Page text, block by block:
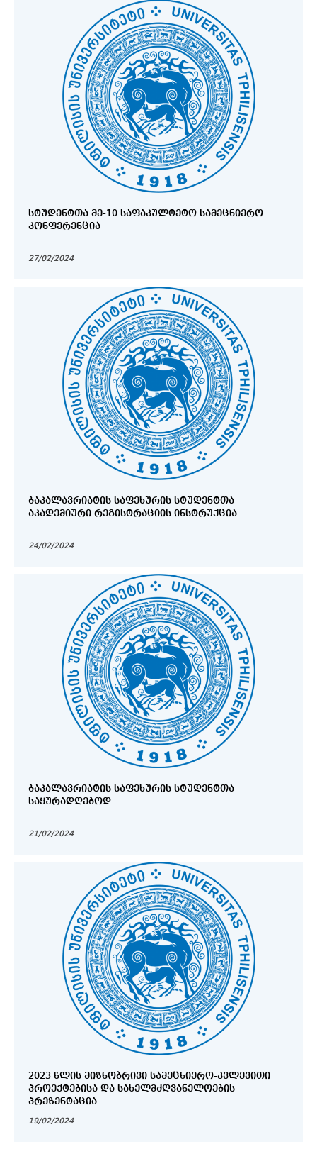
ᲡᲢᲣᲓᲔᲜᲢᲗᲐ ᲛᲔ-10 ᲡᲐᲤᲐᲙᲣᲚᲢᲔᲢᲝ ᲡᲐᲛᲔᲪᲜᲘᲔᲠᲝ
ᲙᲝᲜᲤᲔᲠᲔᲜᲪᲘᲐ
27/02/2024
ᲑᲐᲙᲐᲚᲐᲕᲠᲘᲐᲢᲘᲡ ᲡᲐᲤᲔᲮᲣᲠᲘᲡ ᲡᲢᲣᲓᲔᲜᲢᲗᲐ
ᲐᲙᲐᲓᲔᲛᲘᲣᲠᲘ ᲠᲔᲒᲘᲡᲢᲠᲐᲪᲘᲘᲡ ᲘᲜᲡᲢᲠᲣᲥᲪᲘᲐ
24/02/2024
ᲑᲐᲙᲐᲚᲐᲕᲠᲘᲐᲢᲘᲡ ᲡᲐᲤᲔᲮᲣᲠᲘᲡ ᲡᲢᲣᲓᲔᲜᲢᲗᲐ
ᲡᲐᲧᲣᲠᲐᲓᲦᲔᲑᲝᲓ
21/02/2024
2023 ᲬᲚᲘᲡ ᲛᲘᲖᲜᲝᲑᲠᲘᲕᲘ ᲡᲐᲛᲔᲪᲜᲘᲔᲠᲝ-ᲙᲕᲚᲔᲕᲘᲗᲘ
ᲞᲠᲝᲔᲥᲢᲔᲑᲘᲡᲐ ᲓᲐ ᲡᲐᲮᲔᲚᲛᲫᲦᲕᲐᲜᲔᲚᲝᲔᲑᲘᲡ
ᲞᲠᲔᲖᲔᲜᲢᲐᲪᲘᲐ
19/02/2024